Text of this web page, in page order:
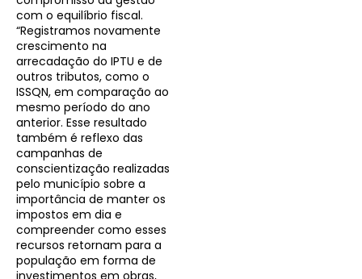
com o equilíbrio fiscal.
“Registramos novamente
crescimento na
arrecadação do IPTU e de
outros tributos, como o
ISSQN, em comparação ao
mesmo período do ano
anterior. Esse resultado
também é reflexo das
campanhas de
conscientização realizadas
pelo município sobre a
importância de manter os
impostos em dia e
compreender como esses
recursos retornam para a
população em forma de
investimentos em obras,